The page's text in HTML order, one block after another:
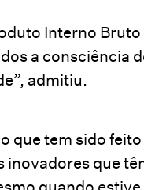
Interno
a consciência
admitiu.
que tem sido
inovadores que